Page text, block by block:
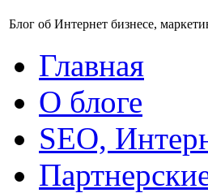
Блог об Интернет бизнесе,
Главная
О блоге
SEO,